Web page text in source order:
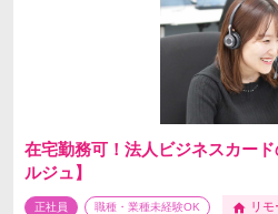
在宅勤務可！法人ビジネスカー
ルジュ】
正社員 職種・業種未経験OK リ